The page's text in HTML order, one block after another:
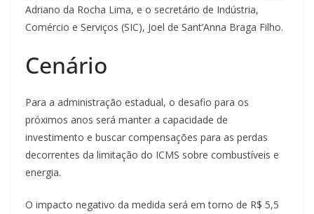
Adriano da Rocha Lima, e o secretário de Indústria,
Comércio e Serviços (SIC), Joel de Sant’Anna Braga Filho.
Cenário
Para a administração estadual, o desafio para os
próximos anos será manter a capacidade de
investimento e buscar compensações para as perdas
decorrentes da limitação do ICMS sobre combustíveis e
energia.
O impacto negativo da medida será em torno de R$ 5,5